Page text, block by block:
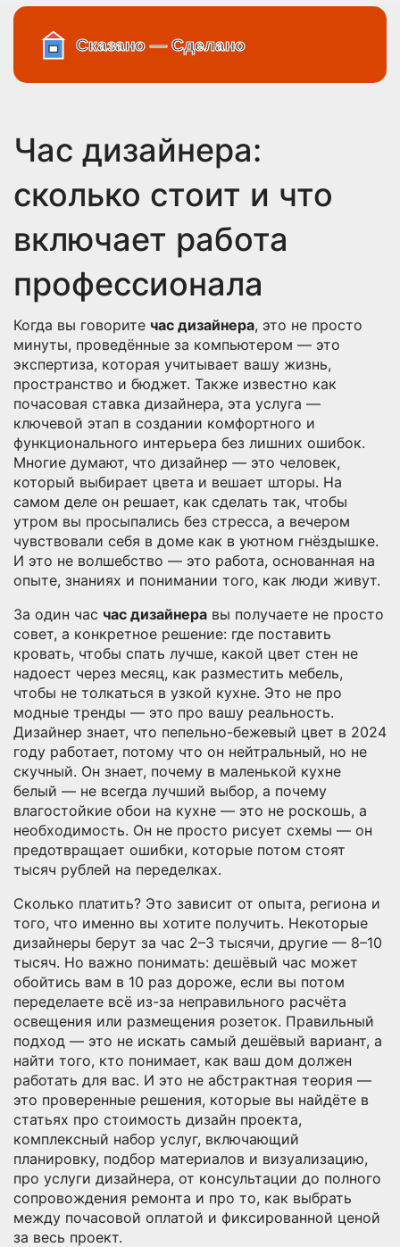
Час дизайнера:
сколько стоит и что
включает работа
профессионала
Когда вы говорите час дизайнера, это не просто
минуты, проведённые за компьютером — это
экспертиза, которая учитывает вашу жизнь,
пространство и бюджет. Также известно как
почасовая ставка дизайнера, эта услуга —
ключевой этап в создании комфортного и
функционального интерьера без лишних ошибок.
Многие думают, что дизайнер — это человек,
который выбирает цвета и вешает шторы. На
самом деле он решает, как сделать так, чтобы
утром вы просыпались без стресса, а вечером
чувствовали себя в доме как в уютном гнёздышке.
И это не волшебство — это работа, основанная на
опыте, знаниях и понимании того, как люди живут.
За один час час дизайнера вы получаете не просто
совет, а конкретное решение: где поставить
кровать, чтобы спать лучше, какой цвет стен не
надоест через месяц, как разместить мебель,
чтобы не толкаться в узкой кухне. Это не про
модные тренды — это про вашу реальность.
Дизайнер знает, что пепельно-бежевый цвет в 2024
году работает, потому что он нейтральный, но не
скучный. Он знает, почему в маленькой кухне
белый — не всегда лучший выбор, а почему
влагостойкие обои на кухне — это не роскошь, а
необходимость. Он не просто рисует схемы — он
предотвращает ошибки, которые потом стоят
тысяч рублей на переделках.
Сколько платить? Это зависит от опыта, региона и
того, что именно вы хотите получить. Некоторые
дизайнеры берут за час 2–3 тысячи, другие — 8–10
тысяч. Но важно понимать: дешёвый час может
обойтись вам в 10 раз дороже, если вы потом
переделаете всё из-за неправильного расчёта
освещения или размещения розеток. Правильный
подход — это не искать самый дешёвый вариант, а
найти того, кто понимает, как ваш дом должен
работать для вас. И это не абстрактная теория —
это проверенные решения, которые вы найдёте в
статьях про стоимость дизайн проекта,
комплексный набор услуг, включающий
планировку, подбор материалов и визуализацию,
про услуги дизайнера, от консультации до полного
сопровождения ремонта и про то, как выбрать
между почасовой оплатой и фиксированной ценой
за весь проект.